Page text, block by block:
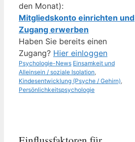
den Monat):
Mitgliedskonto einrichten und
Zugang erwerben
Haben Sie bereits einen
Zugang? Hier einloggen
Kategorien
Psychologie-News Schlagwörter
Einsamkeit und
Alleinsein / soziale Isolation,
Kindesentwicklung (Psyche / Gehirn),
Persönlichkeitspsychologie